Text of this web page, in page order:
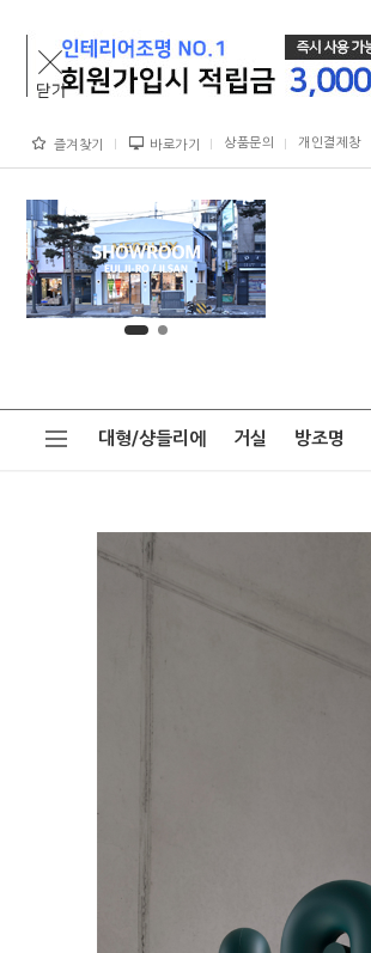
즐겨찾기 바로가기 상품문의 개인결제창
대형/샹들리에 거실 방조명